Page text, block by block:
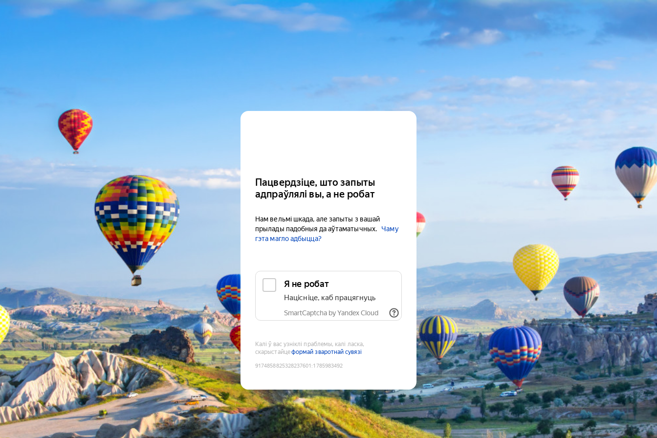
Пацвердзіце, што запыты
адпраўлялі вы, а не робат
Нам вельмі шкада, але запыты з вашай
прылады падобныя да аўтаматычных.
Чаму
гэта магло адбыцца?
Я не робат
Націсніце, каб працягнуць
SmartCaptcha by Yandex Cloud
Калі ў вас узніклі праблемы, калі ласка,
скарыстайцеформай зваротнай сувязі
9174858825328237601 :1785983492